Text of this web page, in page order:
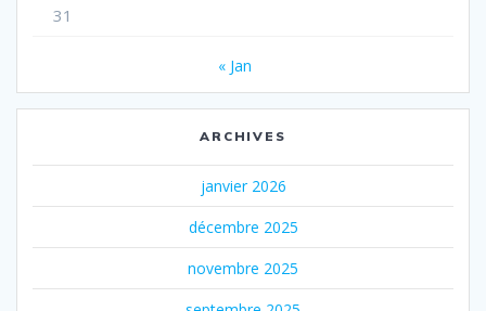
31
« Jan
ARCHIVES
janvier 2026
décembre 2025
novembre 2025